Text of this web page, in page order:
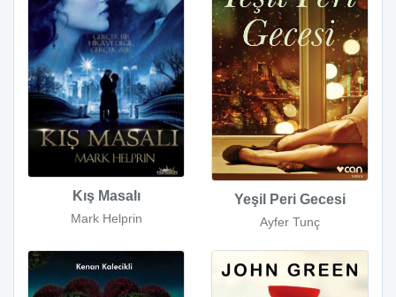
Kış Masalı
Mark Helprin
Yeşil Peri Gecesi
Ayfer Tunç